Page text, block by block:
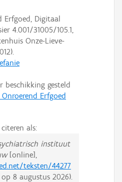
Erfgoed, Digitaal
4.001/31005/105.1,
Onze-Lieve-
beschikking gesteld
Erfgoed
als:
instituut
[online],
teksten/44277
op 8 augustus 2026).